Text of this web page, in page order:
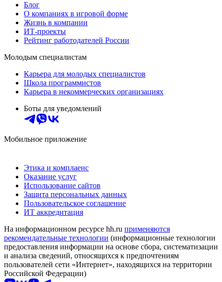
Блог
О компаниях в игровой форме
Жизнь в компании
ИТ-проекты
Рейтинг работодателей России
Молодым специалистам
Карьера для молодых специалистов
Школа программистов
Карьера в некоммерческих организациях
Боты для уведомлений
Мобильное приложение
Этика и комплаенс
Оказание услуг
Использование сайтов
Защита персональных данных
Пользовательское соглашение
ИТ аккредитация
На информационном ресурсе hh.ru применяются
рекомендательные технологии (информационные технологии
предоставления информации на основе сбора, систематизации
и анализа сведений, относящихся к предпочтениям
пользователей сети «Интернет», находящихся на территории
Российской Федерации)